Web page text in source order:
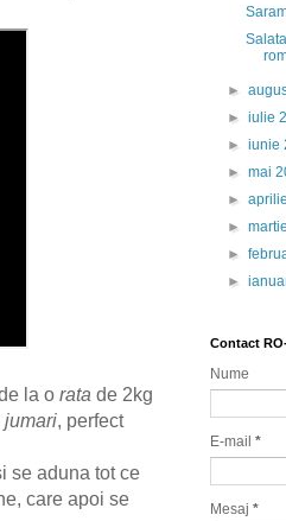
la o rata de 2kg
jumari, perfect
se aduna tot ce
care apoi se
►
►iulie
►iunie
►mai
►
►
►
►
Contact
Nume
E-mail *
Mesaj *